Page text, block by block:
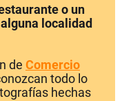
o un
localidad
de Comercio
todo lo
hechas